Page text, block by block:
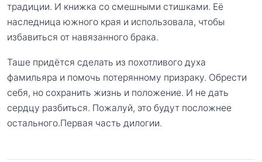
традиции. И книжка со смешными стишками. Её
наследница южного края и использовала, чтобы
избавиться от навязанного брака.
Таше придётся сделать из похотливого духа
фамильяра и помочь потерянному призраку. Обрести
себя, но сохранить жизнь и положение. И не дать
сердцу разбиться. Пожалуй, это будут посложнее
остального.Первая часть дилогии.